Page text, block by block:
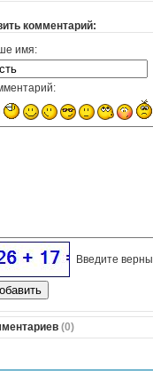
комментарий:
имя:
Введите
(0)